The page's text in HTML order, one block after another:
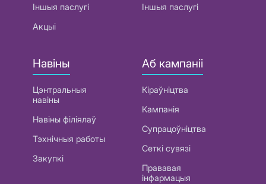
Іншыя паслугі
Акцыі
Іншыя паслугі
Навіны
Цэнтральныя
навіны
Навіны філіялаў
Тэхнічныя работы
Закупкі
Аб кампаніі
Кіраўніцтва
Кампанія
Супрацоўніцтва
Сеткі сувязі
Прававая
інфармацыя